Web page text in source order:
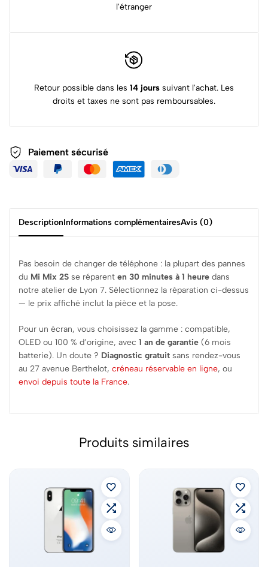
l'étranger
Retour possible dans les 14 jours suivant l'achat. Les
droits et taxes ne sont pas remboursables.
Paiement sécurisé
DescriptionInformations complémentairesAvis (0)
Pas besoin de changer de téléphone : la plupart des pannes
du Mi Mix 2S se réparent en 30 minutes à 1 heure dans
notre atelier de Lyon 7. Sélectionnez la réparation ci-dessus
— le prix affiché inclut la pièce et la pose.
Pour un écran, vous choisissez la gamme : compatible,
OLED ou 100 % d’origine, avec 1 an de garantie (6 mois
batterie). Un doute ? Diagnostic gratuit sans rendez-vous
au 27 avenue Berthelot, créneau réservable en ligne, ou
envoi depuis toute la France.
Produits similaires